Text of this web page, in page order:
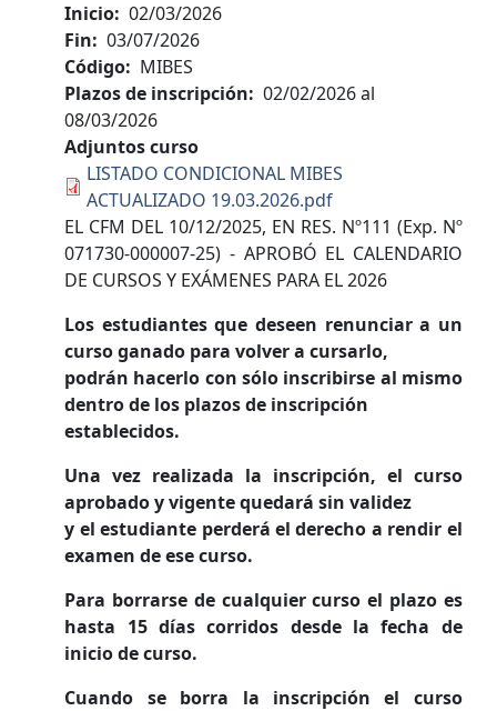
Inicio
02/03/2026
Fin
03/07/2026
Código
MIBES
Plazos de inscripción
02/02/2026al
08/03/2026
Adjuntos curso
LISTADO CONDICIONAL MIBES
ACTUALIZADO 19.03.2026.pdf
EL CFM DEL 10/12/2025, EN RES. Nº111 (Exp. Nº
071730-000007-25) - APROBÓ EL CALENDARIO
DE CURSOS Y EXÁMENES PARA EL 2026
Los estudiantes que deseen renunciar a un
curso ganado para volver a cursarlo,
podrán hacerlo con sólo inscribirse al mismo
dentro de los plazos de inscripción
establecidos.
Una vez realizada la inscripción, el curso
aprobado y vigente quedará sin validez
y el estudiante perderá el derecho a rendir el
examen de ese curso.
Para borrarse de cualquier curso el plazo es
hasta 15 días corridos desde la fecha de
inicio de curso.
Cuando se borra la inscripción el curso